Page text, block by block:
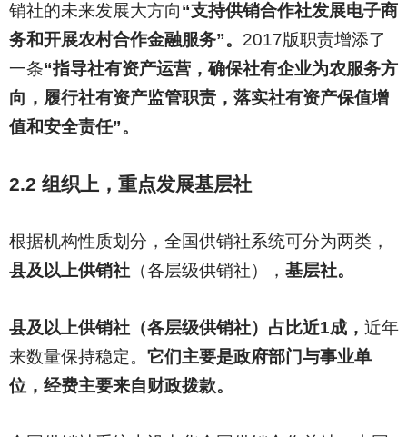
销社的未来发展大方向“支持供销合作社发展电子商
务和开展农村合作金融服务”。 2017版职责增添了
一条“指导社有资产运营，确保社有企业为农服务方
向，履行社有资产监管职责，落实社有资产保值增
值和安全责任”。
2.2 组织上，重点发展基层社
根据机构性质划分，全国供销社系统可分为两类，
县及以上供销社（各层级供销社）， 基层社。
县及以上供销社（各层级供销社）占比近1成， 近年
来数量保持稳定。 它们主要是政府部门与事业单
位，经费主要来自财政拨款。